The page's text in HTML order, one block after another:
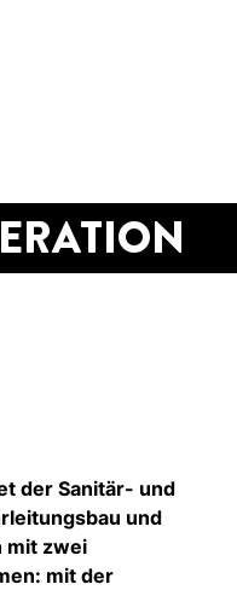
der Sanitär- und
und
mit zwei
mit der